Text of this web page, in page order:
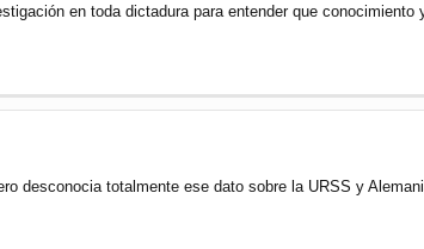
en toda dictadura para entender que conocimiento
desconocia totalmente ese dato sobre la URSS y